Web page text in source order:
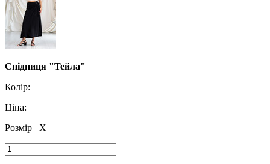
Спідниця "Тейла"
Колір:
Ціна:
Розмір
X